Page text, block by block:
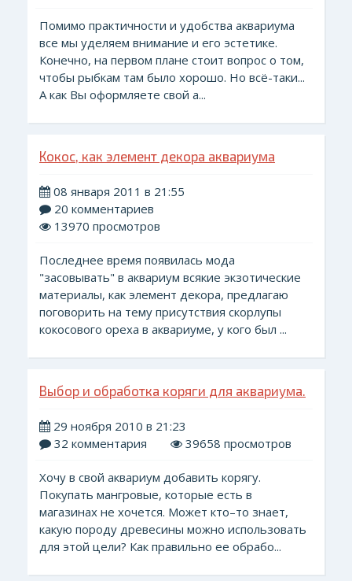
Помимо практичности и удобства аквариума
все мы уделяем внимание и его эстетике.
Конечно, на первом плане стоит вопрос о том,
чтобы рыбкам там было хорошо. Но всё-таки...
А как Вы оформляете свой а...
Кокос, как элемент декора аквариума
08 января 2011 в 21:55
20 комментариев
13970 просмотров
Последнее время появилась мода
"засовывать" в аквариум всякие экзотические
материалы, как элемент декора, предлагаю
поговорить на тему присутствия скорлупы
кокосового ореха в аквариуме, у кого был ...
Выбор и обработка коряги для аквариума.
29 ноября 2010 в 21:23
32 комментария
39658 просмотров
Хочу в свой аквариум добавить корягу.
Покупать мангровые, которые есть в
магазинах не хочется. Может кто–то знает,
какую породу древесины можно использовать
для этой цели? Как правильно ее обрабо...